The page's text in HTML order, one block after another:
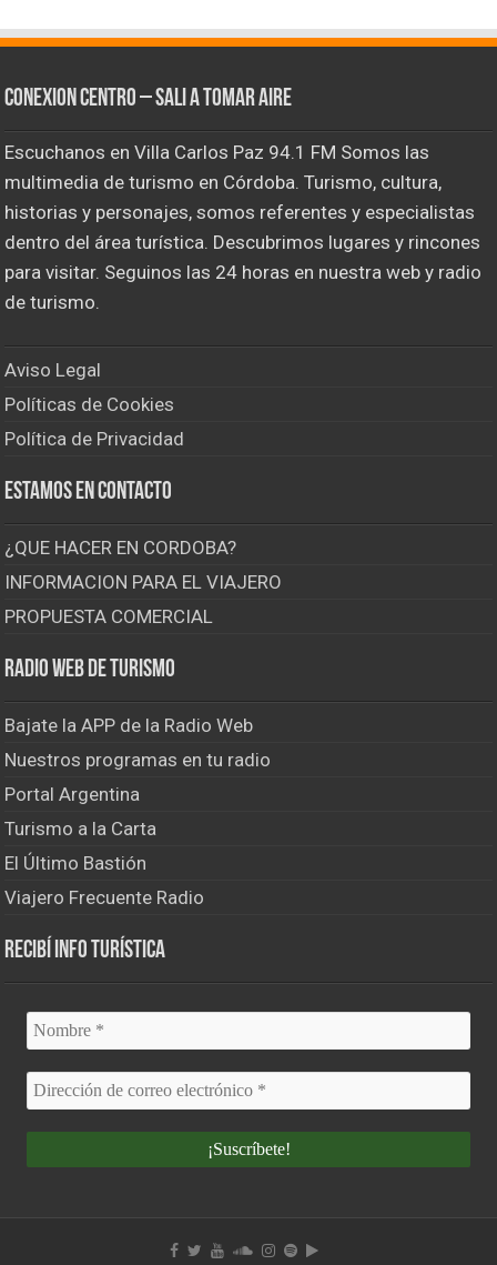
CONEXION CENTRO – Sali a tomar aire
Escuchanos en Villa Carlos Paz 94.1 FM Somos las
multimedia de turismo en Córdoba. Turismo, cultura,
historias y personajes, somos referentes y especialistas
dentro del área turística. Descubrimos lugares y rincones
para visitar. Seguinos las 24 horas en nuestra web y radio
de turismo.
Aviso Legal
Políticas de Cookies
Política de Privacidad
Estamos en contacto
¿QUE HACER EN CORDOBA?
INFORMACION PARA EL VIAJERO
PROPUESTA COMERCIAL
Radio Web de Turismo
Bajate la APP de la Radio Web
Nuestros programas en tu radio
Portal Argentina
Turismo a la Carta
El Último Bastión
Viajero Frecuente Radio
Recibí info turística